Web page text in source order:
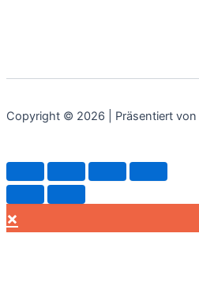
Copyright © 2026 | Präsentiert von
×